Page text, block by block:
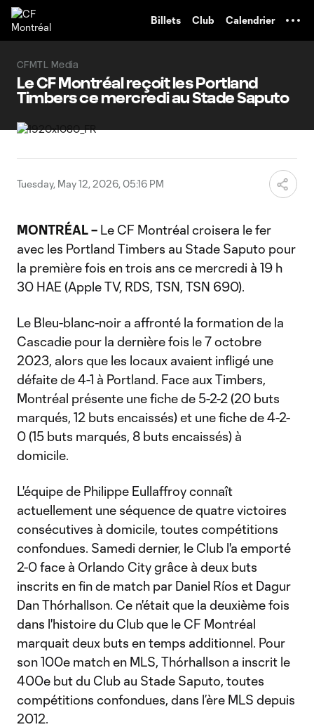
Billets Club Calendrier
CFMTL Media
Le CF Montréal reçoit les Portland
Timbers ce mercredi au Stade Saputo
Tuesday, May 12, 2026, 05:16 PM
MONTRÉAL – Le CF Montréal croisera le fer
avec les Portland Timbers au Stade Saputo pour
la première fois en trois ans ce mercredi à 19 h
30 HAE (Apple TV, RDS, TSN, TSN 690).
Le Bleu-blanc-noir a affronté la formation de la
Cascadie pour la dernière fois le 7 octobre
2023, alors que les locaux avaient infligé une
défaite de 4-1 à Portland. Face aux Timbers,
Montréal présente une fiche de 5-2-2 (20 buts
marqués, 12 buts encaissés) et une fiche de 4-2-
0 (15 buts marqués, 8 buts encaissés) à
domicile.
L'équipe de Philippe Eullaffroy connaît
actuellement une séquence de quatre victoires
consécutives à domicile, toutes compétitions
confondues. Samedi dernier, le Club l'a emporté
2-0 face à Orlando City grâce à deux buts
inscrits en fin de match par Daniel Ríos et Dagur
Dan Thórhallson. Ce n'était que la deuxième fois
dans l'histoire du Club que le CF Montréal
marquait deux buts en temps additionnel. Pour
son 100e match en MLS, Thórhallson a inscrit le
400e but du Club au Stade Saputo, toutes
compétitions confondues, dans l’ère MLS depuis
2012.